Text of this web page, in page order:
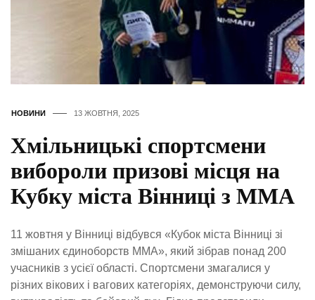
НОВИНИ 13 ЖОВТНЯ, 2025
Хмільницькі спортсмени
вибороли призові місця на
Кубку міста Вінниці з ММА
11 жовтня у Вінниці відбувся «Кубок міста Вінниці зі
змішаних єдиноборств ММА», який зібрав понад 200
учасників з усієї області. Спортсмени змагалися у
різних вікових і вагових категоріях, демонструючи силу,